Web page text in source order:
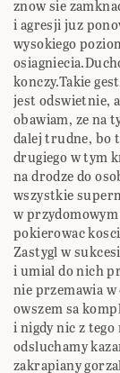
znow sie
i agresji juz
wysokiego
konczy.Takie
jest odswietnie,
obawiam, ze na
dalej trudne, bo
drugiego w tym
na drodze do
wszystkie
w
pokierowac
Zastygl w
i umial do nich
nie przemawia w
owszem sa
i nigdy nic z
odsluchamy
zakrapiany